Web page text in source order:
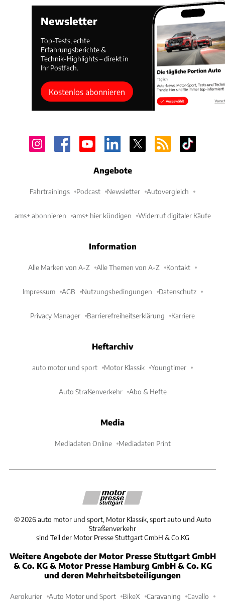
Newsletter
Top-Tests, echte
Erfahrungsberichte &
Technik-Highlights – direkt in
Ihr Postfach.
Kostenlos abonnieren
Angebote
Fahrtrainings Podcast Newsletter Autovergleich
ams+ abonnieren ams+ hier kündigen Widerruf digitaler Käufe
Information
Alle Marken von A-Z Alle Themen von A-Z Kontakt
Impressum AGB Nutzungsbedingungen Datenschutz
Privacy Manager Barrierefreiheitserklärung Karriere
Heftarchiv
auto motor und sport Motor Klassik Youngtimer
Auto Straßenverkehr Abo & Hefte
Media
Mediadaten Online Mediadaten Print
©2026 auto motor und sport, Motor Klassik, sport auto und Auto
Straßenverkehr
sind Teil der Motor Presse Stuttgart GmbH & Co.KG
Weitere Angebote der Motor Presse Stuttgart GmbH
& Co. KG & Motor Presse Hamburg GmbH & Co. KG
und deren Mehrheitsbeteiligungen
Aerokurier Auto Motor und Sport BikeX Caravaning Cavallo